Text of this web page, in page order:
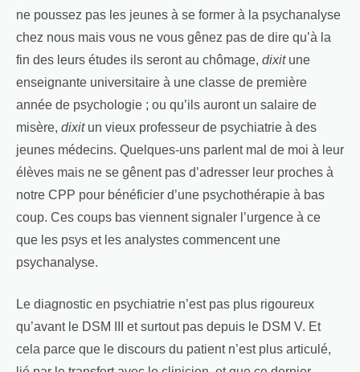
ne poussez pas les jeunes à se former à la psychanalyse
chez nous mais vous ne vous gênez pas de dire qu’à la
fin des leurs études ils seront au chômage, dixitune
enseignante universitaire à une classe de première
année de psychologie ; ou qu’ils auront un salaire de
misère, dixitun vieux professeur de psychiatrie à des
jeunes médecins. Quelques-uns parlent mal de moi à leur
élèves mais ne se gênent pas d’adresser leur proches à
notre CPP pour bénéficier d’une psychothérapie à bas
coup. Ces coups bas viennent signaler l’urgence à ce
que les psys et les analystes commencent une
psychanalyse.
Le diagnostic en psychiatrie n’est pas plus rigoureux
qu’avant le DSM III et surtout pas depuis le DSM V. Et
cela parce que le discours du patient n’est plus articulé,